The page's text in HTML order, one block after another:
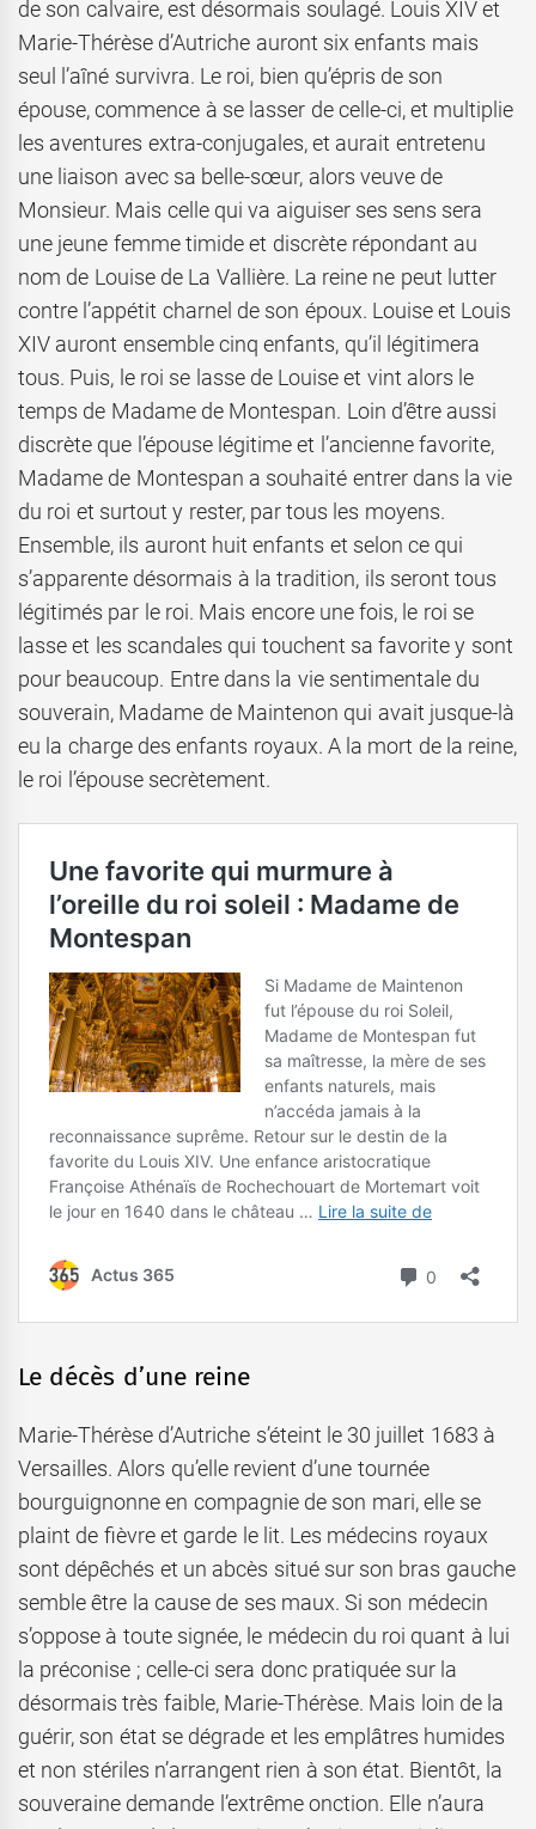
de son calvaire, est désormais soulagé. Louis XIV et
Marie-Thérèse d’Autriche auront six enfants mais
seul l’aîné survivra. Le roi, bien qu’épris de son
épouse, commence à se lasser de celle-ci, et multiplie
les aventures extra-conjugales, et aurait entretenu
une liaison avec sa belle-sœur, alors veuve de
Monsieur. Mais celle qui va aiguiser ses sens sera
une jeune femme timide et discrète répondant au
nom de Louise de La Vallière. La reine ne peut lutter
contre l’appétit charnel de son époux. Louise et Louis
XIV auront ensemble cinq enfants, qu’il légitimera
tous. Puis, le roi se lasse de Louise et vint alors le
temps de Madame de Montespan. Loin d’être aussi
discrète que l’épouse légitime et l’ancienne favorite,
Madame de Montespan a souhaité entrer dans la vie
du roi et surtout y rester, par tous les moyens.
Ensemble, ils auront huit enfants et selon ce qui
s’apparente désormais à la tradition, ils seront tous
légitimés par le roi. Mais encore une fois, le roi se
lasse et les scandales qui touchent sa favorite y sont
pour beaucoup. Entre dans la vie sentimentale du
souverain, Madame de Maintenon qui avait jusque-là
eu la charge des enfants royaux. A la mort de la reine,
le roi l’épouse secrètement.
Le décès d’une reine
Marie-Thérèse d’Autriche s’éteint le 30 juillet 1683 à
Versailles. Alors qu’elle revient d’une tournée
bourguignonne en compagnie de son mari, elle se
plaint de fièvre et garde le lit. Les médecins royaux
sont dépêchés et un abcès situé sur son bras gauche
semble être la cause de ses maux. Si son médecin
s’oppose à toute signée, le médecin du roi quant à lui
la préconise ; celle-ci sera donc pratiquée sur la
désormais très faible, Marie-Thérèse. Mais loin de la
guérir, son état se dégrade et les emplâtres humides
et non stériles n’arrangent rien à son état. Bientôt, la
souveraine demande l’extrême onction. Elle n’aura